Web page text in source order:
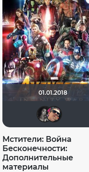
01.01.2018
Мстители: Война
Бесконечности:
Дополнительные
материалы